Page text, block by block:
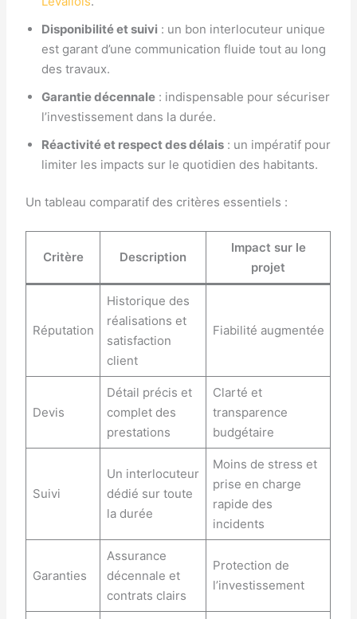
Disponibilité et suivi : un bon interlocuteur unique
est garant d’une communication fluide tout au long
des travaux.
Garantie décennale : indispensable pour sécuriser
l’investissement dans la durée.
Réactivité et respect des délais : un impératif pour
limiter les impacts sur le quotidien des habitants.
Un tableau comparatif des critères essentiels :
Critère Description
Impact sur le
projet
Réputation
Historique des
réalisations et
satisfaction
client
Fiabilité augmentée
Devis
Détail précis et
complet des
prestations
Clarté et
transparence
budgétaire
Suivi
Un interlocuteur
dédié sur toute
la durée
Moins de stress et
prise en charge
rapide des
incidents
Garanties
Assurance
décennale et
contrats clairs
Protection de
l’investissement